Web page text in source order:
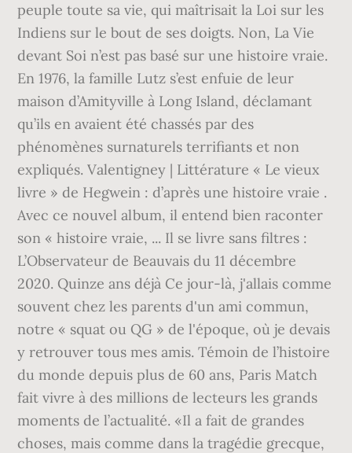
peuple toute sa vie, qui maîtrisait la Loi sur les
Indiens sur le bout de ses doigts. Non, La Vie
devant Soi n’est pas basé sur une histoire vraie.
En 1976, la famille Lutz s’est enfuie de leur
maison d’Amityville à Long Island, déclamant
qu’ils en avaient été chassés par des
phénomènes surnaturels terrifiants et non
expliqués. Valentigney | Littérature « Le vieux
livre » de Hegwein : d’après une histoire vraie .
Avec ce nouvel album, il entend bien raconter
son « histoire vraie, ... Il se livre sans filtres :
L’Observateur de Beauvais du 11 décembre
2020. Quinze ans déjà Ce jour-là, j'allais comme
souvent chez les parents d'un ami commun,
notre « squat ou QG » de l'époque, où je devais
y retrouver tous mes amis. Témoin de l’histoire
du monde depuis plus de 60 ans, Paris Match
fait vivre à des millions de lecteurs les grands
moments de l’actualité. «Il a fait de grandes
choses, mais comme dans la tragédie grecque,